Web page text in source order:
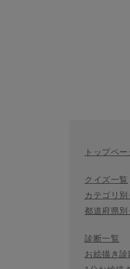
トップペー
クイズ一覧
カテゴリ
都道府県
診断一覧
お絵描き